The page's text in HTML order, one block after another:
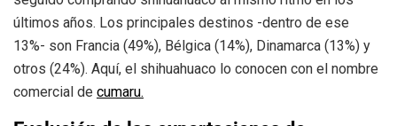
últimos años. Los principales destinos -dentro de ese
13%- son Francia (49%), Bélgica (14%), Dinamarca (13%) y
otros (24%). Aquí, el shihuahuaco lo conocen con el nombre
comercial de cumaru.